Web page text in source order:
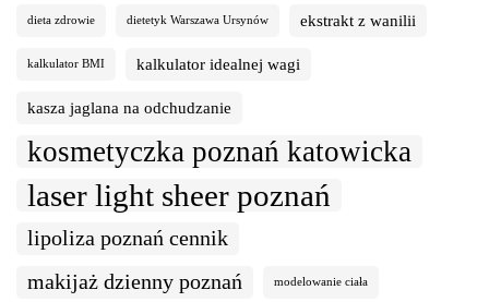
dieta zdrowie dietetyk Warszawa Ursynów ekstrakt z wanilii
kalkulator BMI kalkulator idealnej wagi
kasza jaglana na odchudzanie
kosmetyczka poznań katowicka
laser light sheer poznań
lipoliza poznań cennik
makijaż dzienny poznań
modelowanie ciała